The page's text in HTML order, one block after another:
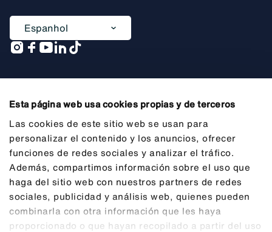
Esta página web usa cookies propias y de terceros
Las cookies de este sitio web se usan para
personalizar el contenido y los anuncios, ofrecer
funciones de redes sociales y analizar el tráfico.
Además, compartimos información sobre el uso que
haga del sitio web con nuestros partners de redes
sociales, publicidad y análisis web, quienes pueden
combinarla con otra información que les haya
proporcionado o que hayan recopilado a partir del uso
Espanhol
Informações gerais prévias
Aviso legal
Privacidade